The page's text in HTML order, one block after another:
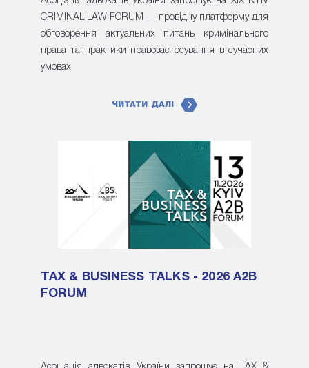
CRIMINAL LAW FORUM — провідну платформу для
обговорення актуальних питань кримінального
права та практики правозастосування в сучасних
умовах
ЧИТАТИ ДАЛІ
TAX & BUSINESS TALKS - 2026 A2B
FORUM